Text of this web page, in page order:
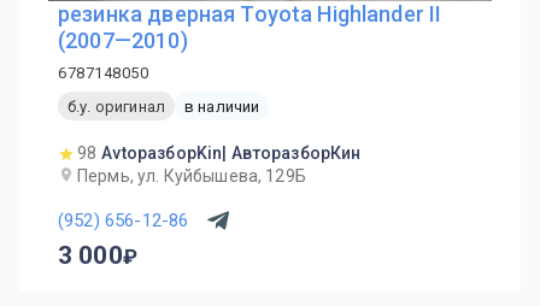
резинка дверная Toyota Highlander II
(2007—2010)
6787148050
б.у. оригинал
в наличии
98 AvtoразборKin| АвторазборКин
Пермь, ул. Куйбышева, 129Б
(952) 656-12-86
3 000